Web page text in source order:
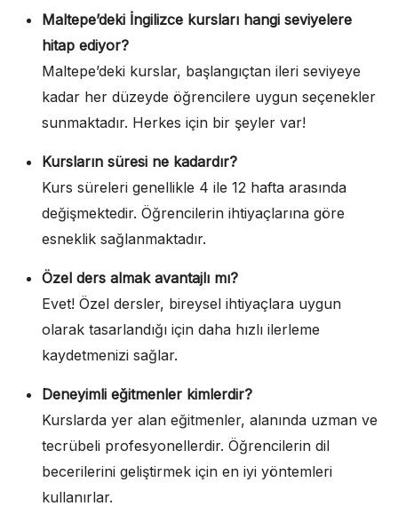
Maltepe’deki İngilizce kursları hangi seviyelere
hitap ediyor?
Maltepe’deki kurslar, başlangıçtan ileri seviyeye
kadar her düzeyde öğrencilere uygun seçenekler
sunmaktadır. Herkes için bir şeyler var!
Kursların süresi ne kadardır?
Kurs süreleri genellikle 4 ile 12 hafta arasında
değişmektedir. Öğrencilerin ihtiyaçlarına göre
esneklik sağlanmaktadır.
Özel ders almak avantajlı mı?
Evet! Özel dersler, bireysel ihtiyaçlara uygun
olarak tasarlandığı için daha hızlı ilerleme
kaydetmenizi sağlar.
Deneyimli eğitmenler kimlerdir?
Kurslarda yer alan eğitmenler, alanında uzman ve
tecrübeli profesyonellerdir. Öğrencilerin dil
becerilerini geliştirmek için en iyi yöntemleri
kullanırlar.